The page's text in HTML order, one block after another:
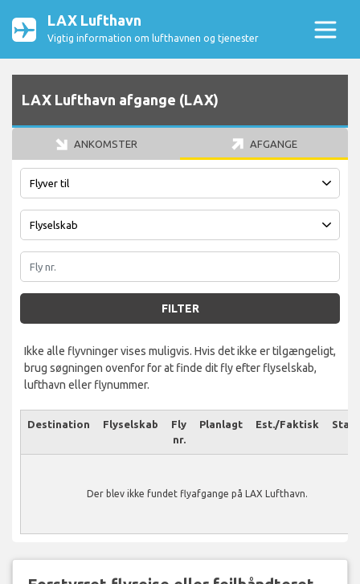
LAX Lufthavn
Vigtig information om lufthavnen og tjenester
LAX Lufthavn afgange (LAX)
ANKOMSTER AFGANGE
FILTER
Ikke alle flyvninger vises muligvis. Hvis det ikke er tilgængeligt,
brug søgningen ovenfor for at finde dit fly efter flyselskab,
lufthavn eller flynummer.
Destination Flyselskab
Fly
nr.
Planlagt Est./Faktisk
Der blev ikke fundet flyafgange på LAX Lufthavn.